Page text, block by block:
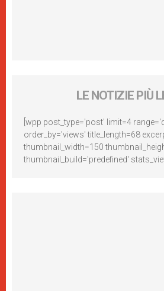
LE NOTIZIE PIÙ
[wpp post_type='post' limit=4
order_by='views' title_length=68
thumbnail_width=150
thumbnail_build='predefined'